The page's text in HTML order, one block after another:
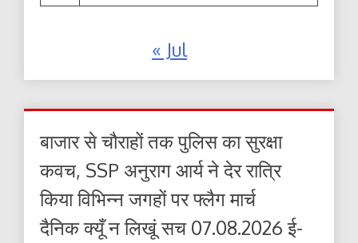
« Jul
बाजार से चौराहों तक पुलिस का सुरक्षा
कवच, SSP अनुराग आर्य ने देर रात्रि
किया विभिन्न जगहों पर फ्लैग मार्च
दैनिक क्यूँ न लिखूं सच 07.08.2026 ई-